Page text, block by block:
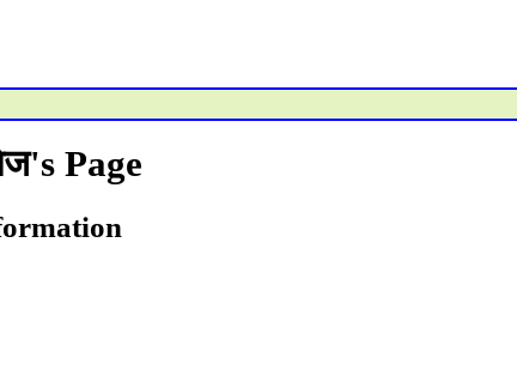
Page